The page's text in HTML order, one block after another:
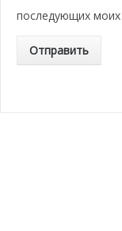
последующих